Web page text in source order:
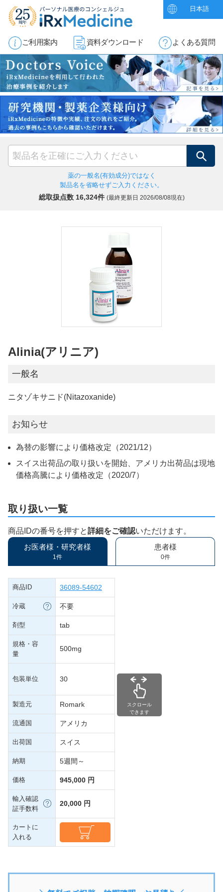
日本語
ご利用案内 資料ダウンロード よくある質問
検索
薬の一般名(有効成分)ではなく
製品名を省略せずご入力ください。
総取扱点数 16,324件 (最終更新日 2026/08/08現在)
Alinia(アリニア)
一般名
ニタゾキサニド(Nitazoxanide)
お知らせ
為替の影響により価格改定（2021/12）
スイス出荷品の取り扱いを開始、アメリカ出荷品は現地
価格高騰により価格改定（2020/7）
取り扱い一覧
商品IDの番号を押すと詳細をご確認いただけます。
お医者様・研究者様
1件
患者様
0件
商品ID 36089-54602
冷蔵 不要
剤型 tab
規格・容
量
500mg
包装単位 30
製造元 Romark
流通国 アメリカ
出荷国 スイス
納期 5週間～
価格 945,000 円
輸入確認
証手数料
20,000 円
カートに
入れる
スクロール
できます